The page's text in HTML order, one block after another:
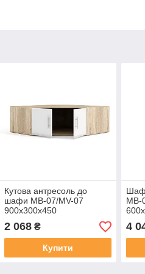
Кутова антресоль до
шафи МВ-07/MV-07
900х300х450
2 068₴
Купити
МВ-
4